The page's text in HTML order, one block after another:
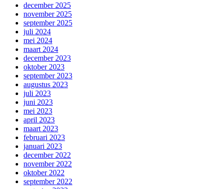
december 2025
november 2025
september 2025
juli 2024
mei 2024
maart 2024
december 2023
oktober 2023
september 2023
augustus 2023
juli 2023
juni 2023
mei 2023
april 2023
maart 2023
februari 2023
januari 2023
december 2022
november 2022
oktober 2022
september 2022